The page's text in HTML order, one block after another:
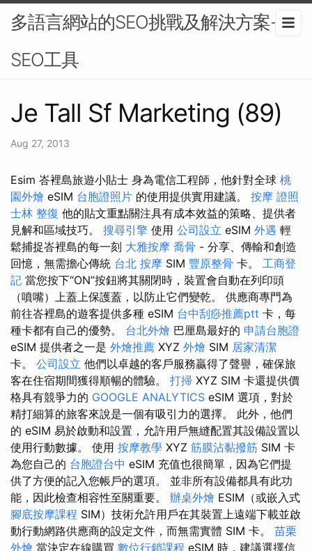
多語言網站的SEO挑戰及解決方案-
SEO工具
Je Tall Sf Marketing (89)
Aug 27, 2013
Esim 峇裡島旅遊小貼士 身為電信工程師，他針對全球 桃
園外燴 eSIM 台胞證照片 的使用提供實用建議。 按摩 證照
士林 整復 他的貼文重點關注具有成本效益的策略、提供者
見解和區域技巧。 搜尋引擎 使用 公司設立 eSIM 外遇 輕
鬆捕捉峇裡島的每一刻 大雅按摩 喬骨 - 分享、傳輸和創造
回憶，無需擔心傳統 台北 按摩 SIM 豐原整骨 卡。 工商登
記 當您按下“ON”按鈕將其關閉時，裝置會自動在列印頭
（噴嘴）上蓋上保護蓋，以防止它們變乾。 供應商專門為
前往峇裡島的遊客提供多種 eSIM 台中刮痧推薦ptt 卡，每
種卡都有自己的優勢。 台北外燴 巴厘島最好的 申請台胞證
eSIM 提供者之一是 外燴推薦 XYZ 外燴 SIM 居家清潔
卡。 公司設立 他們以卓越的客戶服務贏得了聲譽，確保旅
客在住宿期間獲得順暢的體驗。 打掃 XYZ SIM 卡還提供價
格具有競爭力的 GOOGLE ANALYTICS eSIM 選項，對於
精打細算的旅客來說是一個有吸引力的選擇。 此外，他們
的 eSIM 易於啟動和設置，允許用戶無縫配置其設備設置以
使用行動數據。 使用 按摩教學 XYZ 筋膜沾黏撥筋 SIM 卡
為您自己的 台胞證台中 eSIM 充值也很簡單，因為它們提
供了方便的記入您帳戶的選項。 並非所有設備都具有此功
能，因此檢查相容性至關重要。 辦桌外燴 ESIM（或嵌入式
腳底按摩課程 SIM）技術允許用戶在其裝置上遠端下載並啟
動行動網路供應商的設定文件，而無需實體 SIM 卡。 苗栗
外燴 當決定在線購買 數位行銷課程 eSIM 時，建議選擇信